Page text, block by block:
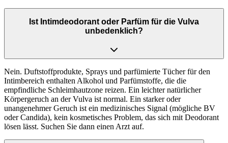
Ist Intimdeodorant oder Parfüm für die Vulva
unbedenklich?
Nein. Duftstoffprodukte, Sprays und parfümierte Tücher für den
Intimbereich enthalten Alkohol und Parfümstoffe, die die
empfindliche Schleimhautzone reizen. Ein leichter natürlicher
Körpergeruch an der Vulva ist normal. Ein starker oder
unangenehmer Geruch ist ein medizinisches Signal (mögliche BV
oder Candida), kein kosmetisches Problem, das sich mit Deodorant
lösen lässt. Suchen Sie dann einen Arzt auf.